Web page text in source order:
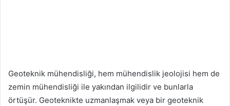
Geoteknik mühendisliği, hem mühendislik jeolojisi hem de
zemin mühendisliği ile yakından ilgilidir ve bunlarla
örtüşür. Geoteknikte uzmanlaşmak veya bir geoteknik